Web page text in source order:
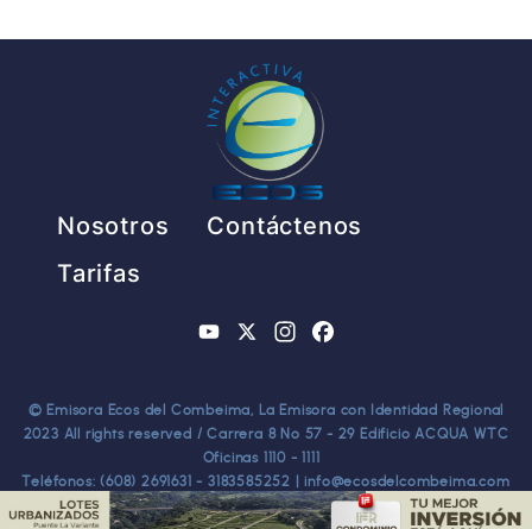
Pie de página
Nosotros
Contáctenos
Tarifas
YouTube
X Instagram
© Emisora Ecos del Combeima, La Emisora con Identidad Regional
2023 All rights reserved / Carrera 8 No 57 - 29 Edificio ACQUA WTC
Oficinas 1110 - 1111
Teléfonos: (608) 2691631 - 3183585252 | info@ecosdelcombeima.com
Ibagué - Tolima. TODOS LOS DERECHOS RESERVADOS